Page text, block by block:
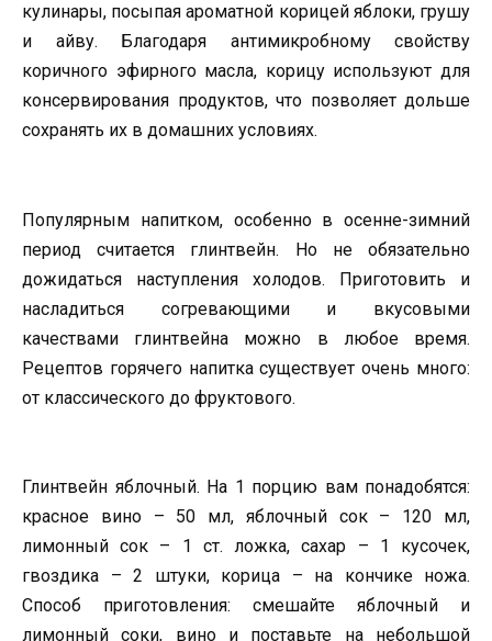
кулинары, посыпая ароматной корицей яблоки, грушу
и айву. Благодаря антимикробному свойству
коричного эфирного масла, корицу используют для
консервирования продуктов, что позволяет дольше
сохранять их в домашних условиях.
Популярным напитком, особенно в осенне-зимний
период считается глинтвейн. Но не обязательно
дожидаться наступления холодов. Приготовить и
насладиться согревающими и вкусовыми
качествами глинтвейна можно в любое время.
Рецептов горячего напитка существует очень много:
от классического до фруктового.
Глинтвейн яблочный. На 1 порцию вам понадобятся:
красное вино – 50 мл, яблочный сок – 120 мл,
лимонный сок – 1 ст. ложка, сахар – 1 кусочек,
гвоздика – 2 штуки, корица – на кончике ножа.
Способ приготовления: смешайте яблочный и
лимонный соки, вино и поставьте на небольшой